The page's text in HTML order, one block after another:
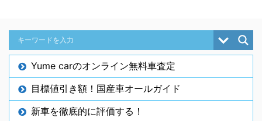
Yume carのオンライン無料車査定
目標値引き額！国産車オールガイド
新車を徹底的に評価する！